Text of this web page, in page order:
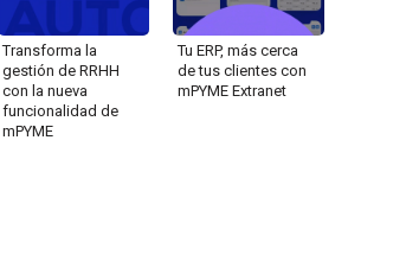
Transforma la
gestión de RRHH
con la nueva
funcionalidad de
mPYME
Tu ERP, más cerca
de tus clientes con
mPYME Extranet